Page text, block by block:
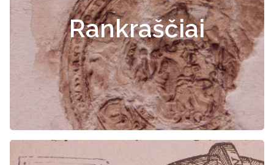
Rankraščiai